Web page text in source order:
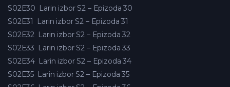
S02E30 Larin izbor S2 – Epizoda 30
S02E31
Larin izbor S2 – Epizoda 31
S02E32 Larin izbor S2 – Epizoda 32
S02E33 Larin izbor S2 – Epizoda 33
S02E34 Larin izbor S2 – Epizoda 34
S02E35 Larin izbor S2 – Epizoda 35